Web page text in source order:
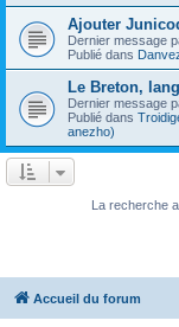
Ajouter
Dernier message
Publié dans
Le Breton,
Dernier message
Publié dans
anezho)
La recherche
Accueil du forum